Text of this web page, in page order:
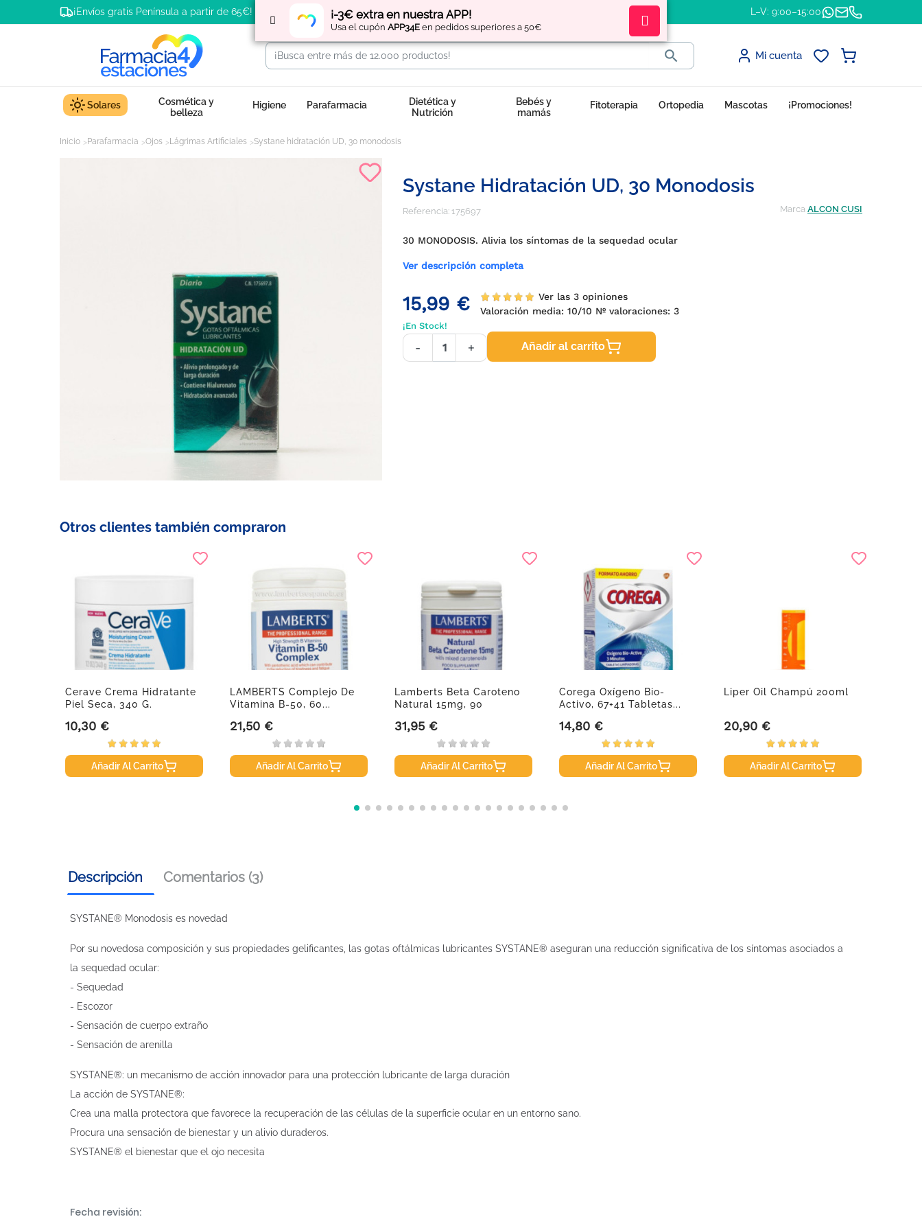
¡-3€ extra en nuestra APP!
Usa el cupón APP34E en pedidos superiores a 50€
¡Envíos gratis Península a partir de 65€! Regístratey obtén L–V: 9:00–15:00
 Mi cuenta
Solares
Cosmética y
belleza
Higiene Parafarmacia
Dietética y
Nutrición
Bebés y
mamás
Fitoterapia Ortopedia Mascotas ¡Promociones!
Inicio Parafarmacia Ojos Lágrimas Artificiales Systane hidratación UD, 30 monodosis
Systane Hidratación UD, 30 Monodosis
Referencia: 175697 Marca ALCON CUSI
30 MONODOSIS. Alivia los síntomas de la sequedad ocular
Ver descripción completa
15,99 €
Ver las 3 opiniones
Valoración media: 10/10 Nº valoraciones: 3
¡En Stock!
- + Añadir al carrito
Otros clientes también compraron
Cerave Crema Hidratante
Piel Seca, 340 G.
Precio
10,30 €
Añadir Al Carrito
LAMBERTS Complejo De
Vitamina B-50, 60...
Precio
21,50 €
Añadir Al Carrito
Lamberts Beta Caroteno
Natural 15mg, 90
Precio
31,95 €
Añadir Al Carrito
Corega Oxígeno Bio-
Activo, 67+41 Tabletas...
Precio
14,80 €
Añadir Al Carrito
Liper Oil Champú 200ml
Precio
20,90 €
Añadir Al Carrito
Descripción Comentarios (3)
SYSTANE® Monodosis es novedad
Por su novedosa composición y sus propiedades gelificantes, las gotas oftálmicas lubricantes SYSTANE® aseguran una reducción significativa de los síntomas asociados a
la sequedad ocular:
- Sequedad
- Escozor
- Sensación de cuerpo extraño
- Sensación de arenilla
SYSTANE®: un mecanismo de acción innovador para una protección lubricante de larga duración
La acción de SYSTANE®:
Crea una malla protectora que favorece la recuperación de las células de la superficie ocular en un entorno sano.
Procura una sensación de bienestar y un alivio duraderos.
SYSTANE® el bienestar que el ojo necesita
Fecha revisión: